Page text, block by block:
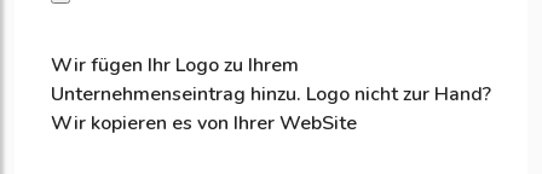
Wir fügen Ihr Logo zu Ihrem
Unternehmenseintrag hinzu. Logo nicht zur Hand?
Wir kopieren es von Ihrer WebSite